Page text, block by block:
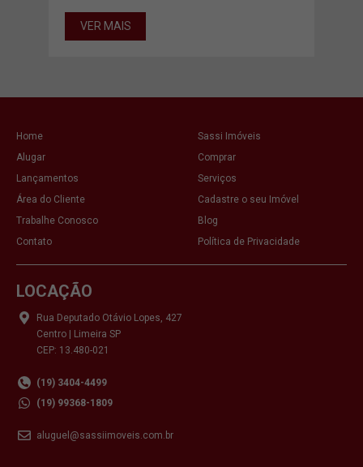
VER MAIS
Home
Sassi Imóveis
Alugar
Comprar
Lançamentos
Serviços
Área do Cliente
Cadastre o seu Imóvel
Trabalhe Conosco
Blog
Contato
Política de Privacidade
LOCAÇÃO
Rua Deputado Otávio Lopes, 427
Centro | Limeira SP
CEP: 13.480-021
(19) 3404-4499
(19) 99368-1809
aluguel@sassiimoveis.com.br